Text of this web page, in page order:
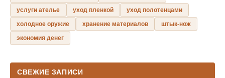
услуги ателье
уход пленкой
уход полотенцами
холодное оружие
хранение материалов
штык-нож
экономия денег
СВЕЖИЕ ЗАПИСИ